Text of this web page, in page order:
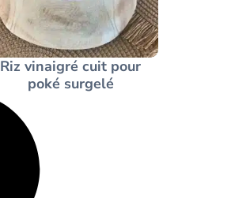
Riz vinaigré cuit pour
poké surgelé